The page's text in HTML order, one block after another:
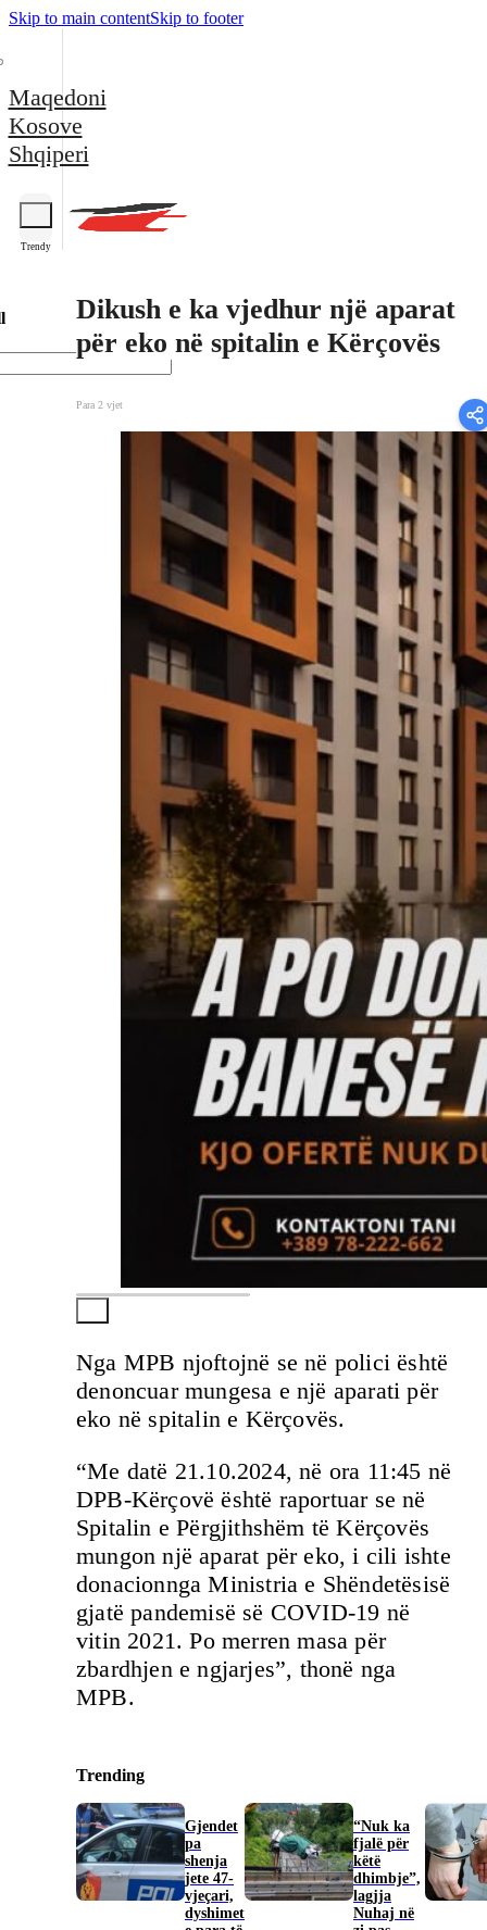
Skip to main contentSkip to footer
Maqedoni
Kosove
Shqiperi
Trendy
Dikush e ka vjedhur një aparat
për eko në spitalin e Kërçovës
Para 2 vjet
Nga MPB njoftojnë se në polici është
denoncuar mungesa e një aparati për
eko në spitalin e Kërçovës.
“Me datë 21.10.2024, në ora 11:45 në
DPB-Kërçovë është raportuar se në
Spitalin e Përgjithshëm të Kërçovës
mungon një aparat për eko, i cili ishte
donacionnga Ministria e Shëndetësisë
gjatë pandemisë së COVID-19 në
vitin 2021. Po merren masa për
zbardhjen e ngjarjes”, thonë nga
MPB.
Trending
Gjendet
pa
shenja
jete 47-
vjeçari,
dyshimet
“Nuk ka
fjalë për
këtë
dhimbje”,
lagjja
Nuhaj në